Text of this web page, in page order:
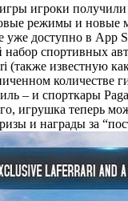
игроки
режимы и новые
доступно в App
набор спортивных
(также известную
количестве
– и спорткары
игрушка теперь
и награды за